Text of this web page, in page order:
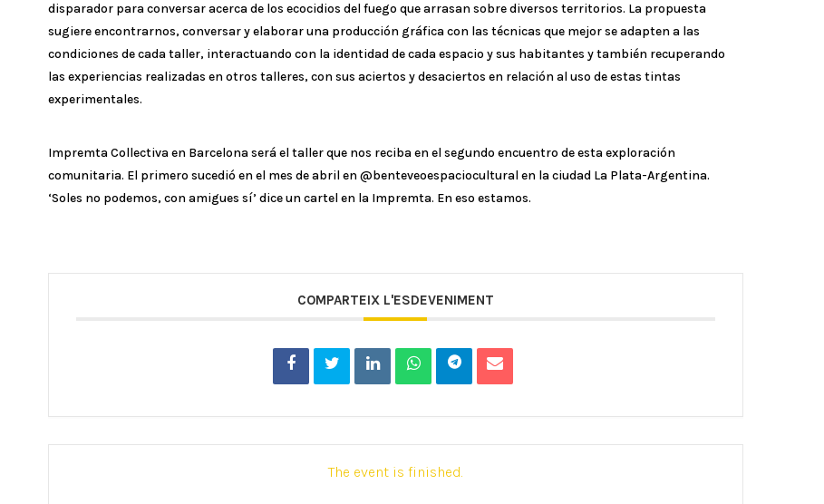
disparador para conversar acerca de los ecocidios del fuego que arrasan sobre diversos territorios. La propuesta
sugiere encontrarnos, conversar y elaborar una producción gráfica con las técnicas que mejor se adapten a las
condiciones de cada taller, interactuando con la identidad de cada espacio y sus habitantes y también recuperando
las experiencias realizadas en otros talleres, con sus aciertos y desaciertos en relación al uso de estas tintas
experimentales.
Impremta Collectiva en Barcelona será el taller que nos reciba en el segundo encuentro de esta exploración
comunitaria. El primero sucedió en el mes de abril en @benteveoespaciocultural en la ciudad La Plata-Argentina.
‘Soles no podemos, con amigues sí’ dice un cartel en la Impremta. En eso estamos.
COMPARTEIX L'ESDEVENIMENT
The event is finished.